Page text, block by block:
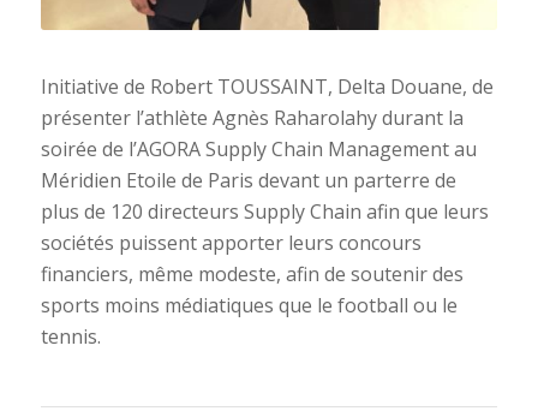
Initiative de Robert TOUSSAINT, Delta Douane, de
présenter l’athlète Agnès Raharolahy durant la
soirée de l’AGORA Supply Chain Management au
Méridien Etoile de Paris devant un parterre de
plus de 120 directeurs Supply Chain afin que leurs
sociétés puissent apporter leurs concours
financiers, même modeste, afin de soutenir des
sports moins médiatiques que le football ou le
tennis.